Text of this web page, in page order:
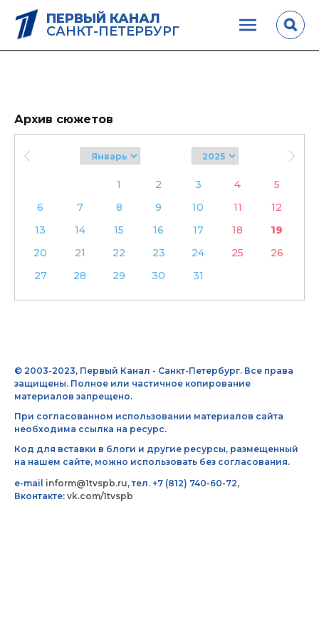
ПЕРВЫЙ КАНАЛ
САНКТ-ПЕТЕРБУРГ
Архив сюжетов
1 2 3 4
5
6
7 8 9 10 11
12
13
14 15 16 17 18
19
20
21 22 23 24 25
26
27
28 29 30 31
© 2003-2023, Первый Канал - Санкт-Петербург. Все права
защищены. Полное или частичное копирование
материалов запрещено.
При согласованном использовании материалов сайта
необходима ссылка на ресурс.
Код для вставки в блоги и другие ресурсы, размещенный
на нашем сайте, можно использовать без согласования.
e-mail inform@1tvspb.ru, тел. +7 (812) 740-60-72,
Вконтакте: vk.com/1tvspb